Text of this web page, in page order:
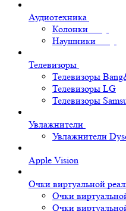
Аудиотехника
Колонки
Наушники
Телевизоры
Телевизоры
Телевизоры LG
Телевизоры
Увлажнители
Увлажнители
Apple Vision
Очки виртуальной
Очки
Очки